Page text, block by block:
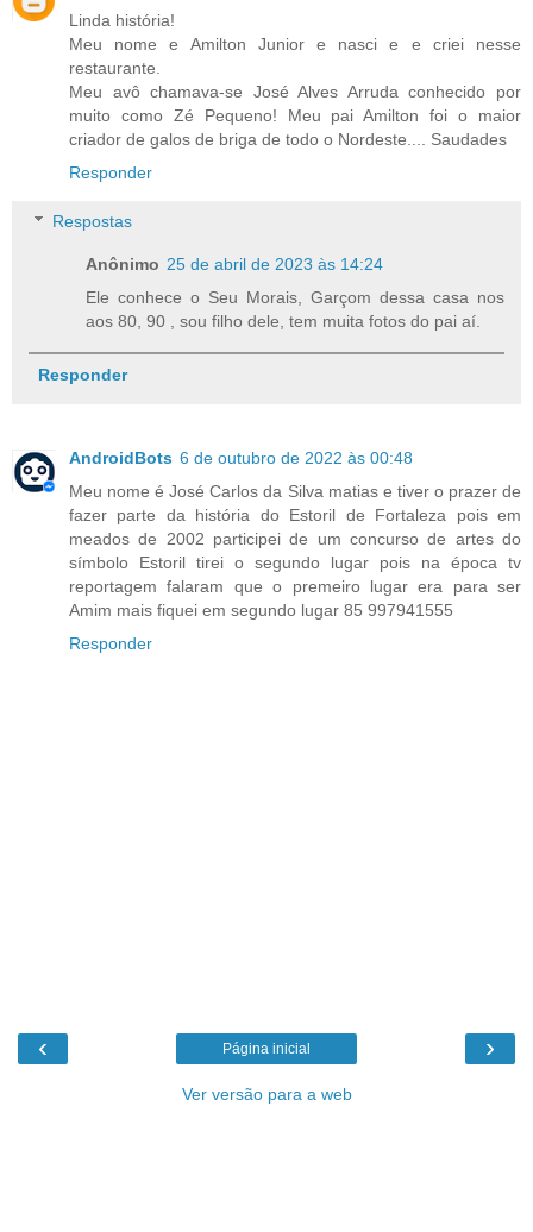
Linda história!
Meu nome e Amilton Junior e nasci e e criei nesse
restaurante.
Meu avô chamava-se José Alves Arruda conhecido por
muito como Zé Pequeno! Meu pai Amilton foi o maior
criador de galos de briga de todo o Nordeste.... Saudades
Responder
Respostas
Anônimo 25 de abril de 2023 às 14:24
Ele conhece o Seu Morais, Garçom dessa casa nos
aos 80, 90 , sou filho dele, tem muita fotos do pai aí.
Responder
AndroidBots 6 de outubro de 2022 às 00:48
Meu nome é José Carlos da Silva matias e tiver o prazer de
fazer parte da história do Estoril de Fortaleza pois em
meados de 2002 participei de um concurso de artes do
símbolo Estoril tirei o segundo lugar pois na época tv
reportagem falaram que o premeiro lugar era para ser
Amim mais fiquei em segundo lugar 85 997941555
Responder
‹ ›
Página inicial
Ver versão para a web